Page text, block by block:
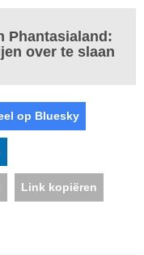
Phantasialand:
over te slaan
op Bluesky
Link kopiëren